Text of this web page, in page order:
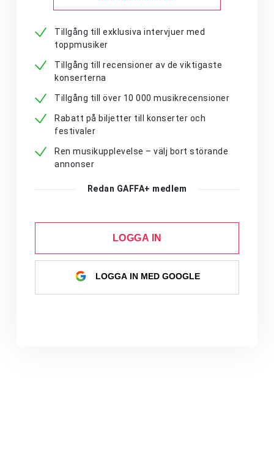
Tillgång till exklusiva intervjuer med
toppmusiker
Tillgång till recensioner av de viktigaste
konserterna
Tillgång till över 10 000 musikrecensioner
Rabatt på biljetter till konserter och
festivaler
Ren musikupplevelse – välj bort störande
annonser
Redan GAFFA+ medlem
LOGGA IN
LOGGA IN MED GOOGLE